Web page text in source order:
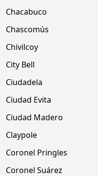
Chacabuco
Chascomús
Chivilcoy
City Bell
Ciudadela
Ciudad Evita
Ciudad Madero
Claypole
Coronel Pringles
Coronel Suárez